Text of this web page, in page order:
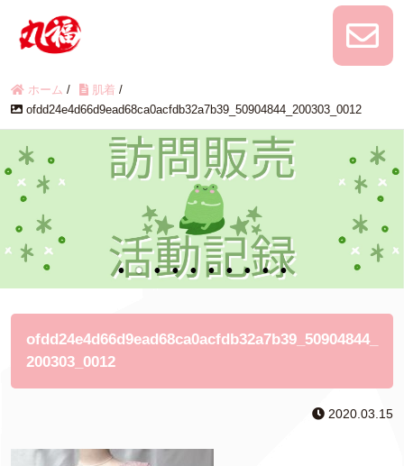
ホーム / 肌着 /
ofdd24e4d66d9ead68ca0acfdb32a7b39_50904844_200303_0012
ofdd24e4d66d9ead68ca0acfdb32a7b39_50904844_
200303_0012
2020.03.15